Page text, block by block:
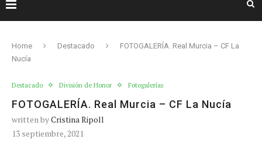
Home Destacado
FOTOGALERÍA. Real Murcia – CF La
Nucía
Destacado División de Honor Fotogalerías
FOTOGALERÍA. Real Murcia – CF La Nucía
written byCristina Ripoll
13 septiembre, 2021